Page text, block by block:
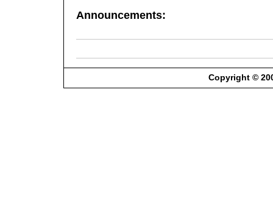
Announcements:
Copyright ©